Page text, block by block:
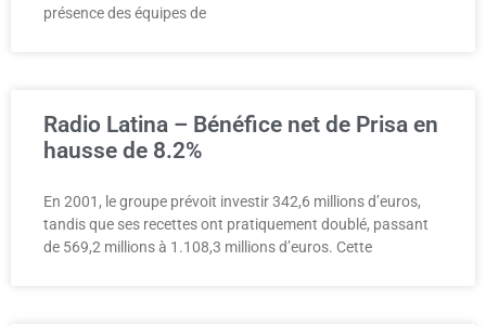
présence des équipes de
Radio Latina – Bénéfice net de Prisa en
hausse de 8.2%
En 2001, le groupe prévoit investir 342,6 millions d’euros,
tandis que ses recettes ont pratiquement doublé, passant
de 569,2 millions à 1.108,3 millions d’euros. Cette